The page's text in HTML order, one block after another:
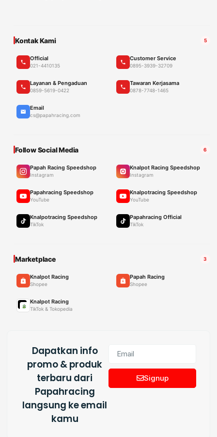
Kontak Kami 5
Official
021-4410135
Customer Service
0895-3939-32709
Layanan & Pengaduan
0859-5619-0422
Tawaran Kerjasama
0878-7748-1465
Email
cs@papahracing.com
Follow Social Media 6
Papah Racing Speedshop
Instagram
Knalpot Racing Speedshop
Instagram
Papahracing Speedshop
YouTube
Knalpotracing Speedshop
YouTube
Knalpotracing Speedshop
TikTok
Papahracing Official
TikTok
Marketplace 3
Knalpot Racing
Shopee
Papah Racing
Shopee
Knalpot Racing
TikTok & Tokopedia
Dapatkan info
promo & produk
terbaru dari
Papahracing
langsung ke email
kamu
Signup